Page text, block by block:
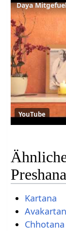
Daya
YouTube
Preshana
Kartana
Chhotana